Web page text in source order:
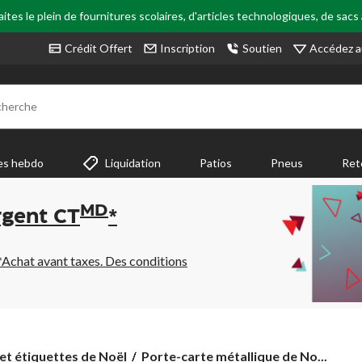
le plein de fournitures scolaires, d'articles technologiques, de
Crédit Offert Inscription Soutien Accédez
hebdo Liquidation Patios Pneus
CT MD*
avant taxes. Des conditions
étiquettes de Noël
Porte-
Porte-carte métallique de No...